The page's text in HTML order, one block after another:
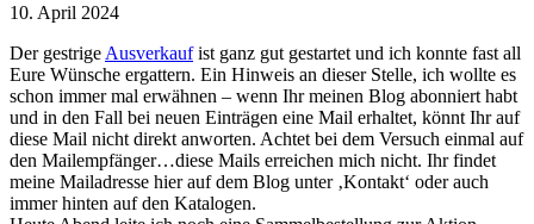
10. April 2024
Der gestrige Ausverkaufist ganz gut gestartet und ich konnte fast all
Eure Wünsche ergattern. Ein Hinweis an dieser Stelle, ich wollte es
schon immer mal erwähnen – wenn Ihr meinen Blog abonniert habt
und in den Fall bei neuen Einträgen eine Mail erhaltet, könnt Ihr auf
diese Mail nicht direkt anworten. Achtet bei dem Versuch einmal auf
den Mailempfänger…diese Mails erreichen mich nicht. Ihr findet
meine Mailadresse hier auf dem Blog unter ‚Kontakt‘ oder auch
immer hinten auf den Katalogen.